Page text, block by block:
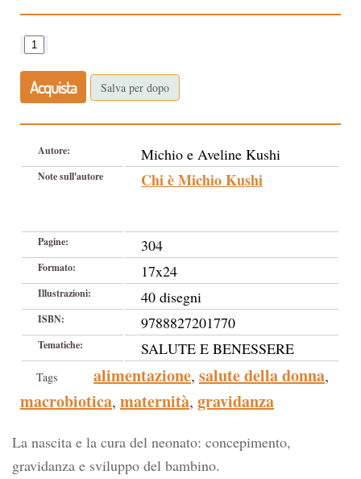
Acquista Salva per dopo
Autore: Michio e Aveline Kushi
Note sull'autore Chi è Michio Kushi
Pagine: 304
Formato: 17x24
Illustrazioni: 40 disegni
ISBN: 9788827201770
Tematiche: SALUTE E BENESSERE
Tags alimentazione, salute della donna,
macrobiotica, maternità, gravidanza
La nascita e la cura del neonato: concepimento,
gravidanza e sviluppo del bambino.